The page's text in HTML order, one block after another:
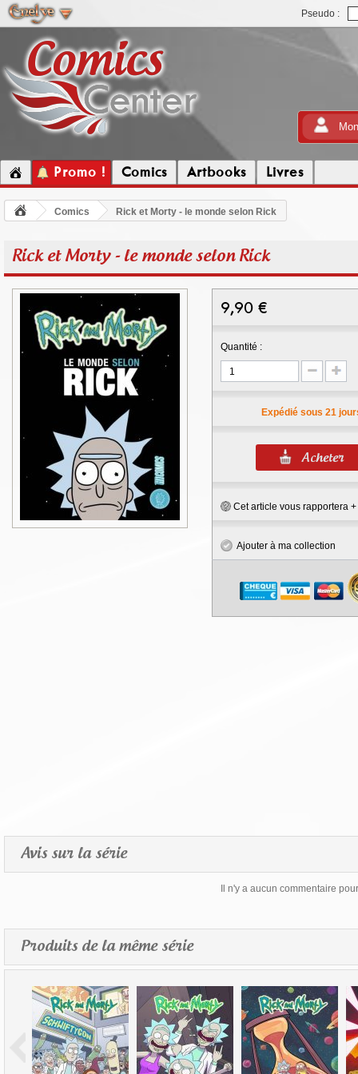
Pseudo :
Promo ! Comics Artbooks Livres
Comics Rick et Morty - le monde selon Rick
Rick et Morty - le monde selon Rick
9,90 €
Quantité :
Expédié sous 21
Cet article vous rapportera +
Ajouter à ma collection
Avis sur la série
Il n'y a aucun commentaire
Produits de la même série